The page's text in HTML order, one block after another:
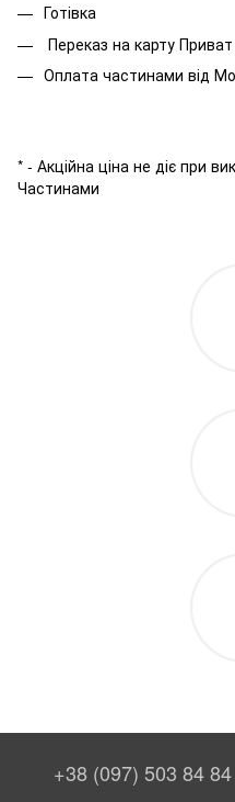
Готівка
Переказ на карту
Оплата частинами від
* - Акційна ціна не діє при
Частинами
+38 (097) 503 84 84